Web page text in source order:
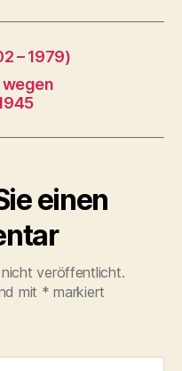
– 1979)
wegen
einen
veröffentlicht.
mit * markiert